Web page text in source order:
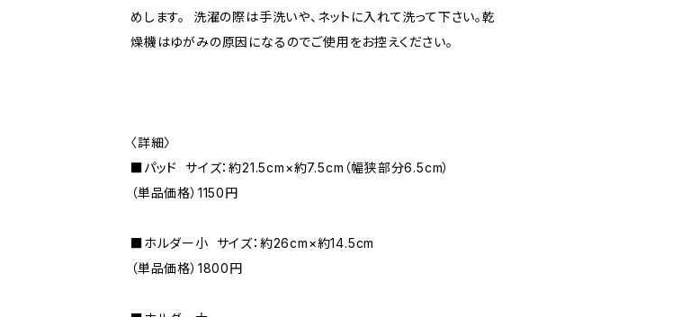
めします。 洗濯の際は手洗いや、ネットに入れて洗って下さい。乾
燥機はゆがみの原因になるのでご使用をお控えください。
〈詳細〉
■パッド サイズ：約21.5cm×約7.5cm（幅狭部分6.5cm）
（単品価格）1150円
■ホルダー小 サイズ：約26cm×約14.5cm
（単品価格）1800円